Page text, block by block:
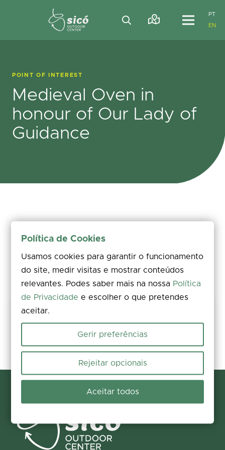
PT
EN
POINT OF INTEREST
Medieval Oven in
honour of Our Lady of
Guidance
information for everyone.
Política de Cookies
Usamos cookies para garantir o funcionamento
do site, medir visitas e mostrar conteúdos
relevantes. Podes saber mais na nossa Política
de Privacidade e escolher o que pretendes
aceitar.
Gerir preferências
Rejeitar opcionais
Aceitar todos